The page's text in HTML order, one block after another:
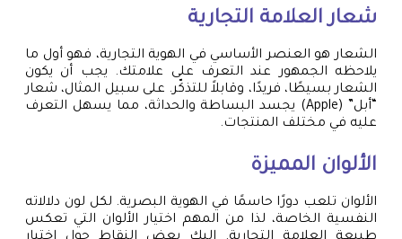
شعار العلامة التجارية
الشعار هو العنصر الأساسي في الهوية التجارية، فهو أول ما
يلاحظه الجمهور عند التعرف على علامتك. يجب أن يكون
الشعار بسيطًا، فريدًا، وقابلاً للتذكّر. على سبيل المثال، شعار
“أبل” (Apple) يجسد البساطة والحداثة، مما يسهل التعرف
عليه في مختلف المنتجات.
الألوان المميزة
الألوان تلعب دورًا حاسمًا في الهوية البصرية. لكل لون دلالاته
النفسية الخاصة، لذا من المهم اختيار الألوان التي تعكس